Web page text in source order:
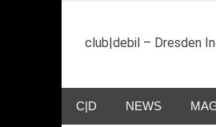
springen
club|debil – Dresden
C|D NEWS